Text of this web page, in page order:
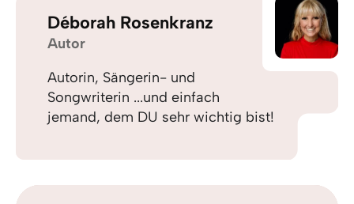
Déborah Rosenkranz
Autor
Autorin, Sängerin- und
Songwriterin ...und einfach
jemand, dem DU sehr wichtig bist!